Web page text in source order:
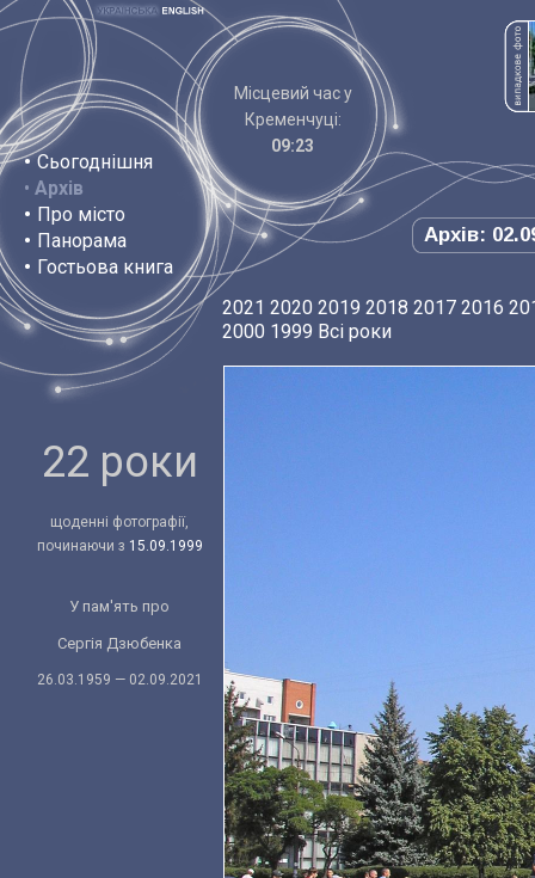
• Сьогоднішня
• Архів
• Про місто
• Панорама
• Гостьова книга
Місцевий час у
Кременчуці:
09:23
Архів:
22 роки
щоденні фотографії,
починаючи з 15.09.1999
У пам'ять про
Сергія Дзюбенка
26.03.1959 — 02.09.2021
2021 2020 2019 2018 2017 2016
2000 1999 Всі роки